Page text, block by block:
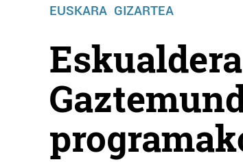
EUSKARA GIZARTEA